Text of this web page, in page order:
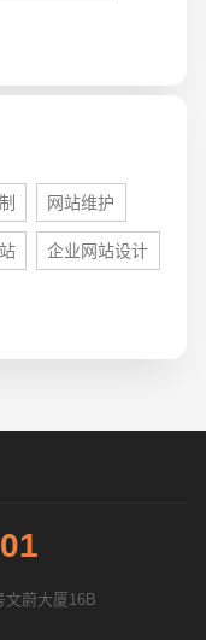
网站维护
企业网站设计
文蔚大厦16B